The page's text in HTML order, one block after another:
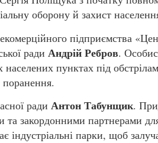
оборону й захист
підприємства
ради Андрій Ребров.
населених пунктах під
поранення.
ради Антон Табунщик.
та закордонними партнерами
індустріальні парки, щоб